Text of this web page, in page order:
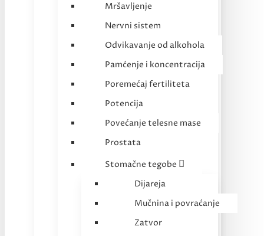
Mršavljenje
Nervni sistem
Odvikavanje od alkohola
Pamćenje i koncentracija
Poremećaj fertiliteta
Potencija
Povećanje telesne mase
Prostata
Stomačne tegobe
Dijareja
Mučnina i povraćanje
Zatvor